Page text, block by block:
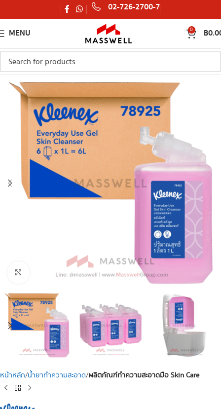
02-726-2700-7
MENU 0 ฿
Click to enlarge
หน้าหลัก น้ำยาทำความสะอาด ผลิตภัณฑ์ทำความสะอาดมือ Skin Care